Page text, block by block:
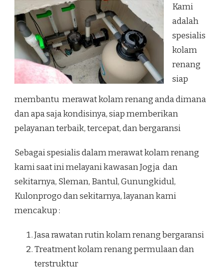
Kami
adalah
spesialis
kolam
renang
siap
membantu merawat kolam renang anda dimana
dan apa saja kondisinya, siap memberikan
pelayanan terbaik, tercepat, dan bergaransi
Sebagai spesialis dalam merawat kolam renang
kami saat ini melayani kawasan Jogja dan
sekitarnya, Sleman, Bantul, Gunungkidul,
Kulonprogo dan sekitarnya, layanan kami
mencakup :
Jasa rawatan rutin kolam renang bergaransi
Treatment kolam renang permulaan dan
terstruktur